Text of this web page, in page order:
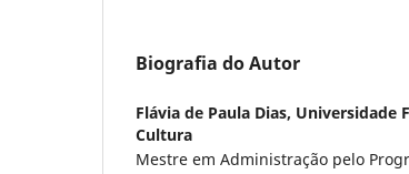
Biografia do Autor
Flávia de Paula Dias, Universidade
Cultura
Mestre em Administração pelo